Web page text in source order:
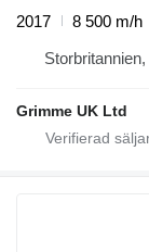
2017
8 500 m/h
Storbritannien,
Grimme UK Ltd